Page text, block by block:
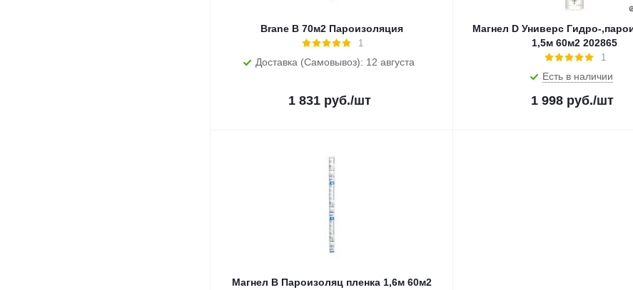
Brane B 70м2 Пароизоляция
1
Доставка (Самовывоз): 12 августа
1 831руб./шт
Магнел D Универс Гидро-
1,5м 60м2 202865
1
Есть в наличии
1 998руб./шт
Магнел В Пароизоляц пленка 1,6м 60м2